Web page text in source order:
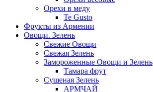
Орехи в меду
Te Gusto
Фрукты из Армении
Овощи. Зелень
Свежие Овощи
Свежая Зелень
Замороженные Овощи и Зелень
Тамара фрут
Сушеная Зелень
АРМЧАЙ